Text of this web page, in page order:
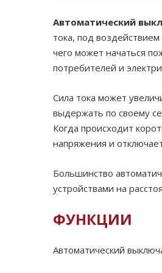
Автоматический
тока, под
чего может начаться
потребителей и
Сила тока может
выдержать по своему
Когда происходит
напряжения и
Большинство
устройствами на
ФУНКЦИИ
Автоматический